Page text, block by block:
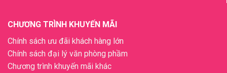
CHƯƠNG TRÌNH KHUYẾN MÃI
Chính sách ưu đãi khách hàng lớn
Chính sách đại lý văn phòng phầm
Chương trình khuyến mãi khác